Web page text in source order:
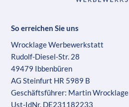
So erreichen Sie uns
Wrocklage Werbewerkstatt
Rudolf-Diesel-Str. 28
49479 Ibbenbüren
AG Steinfurt HR 5989 B
Geschäftsführer: Martin Wrocklage
Ust-IdNr. DE231182233